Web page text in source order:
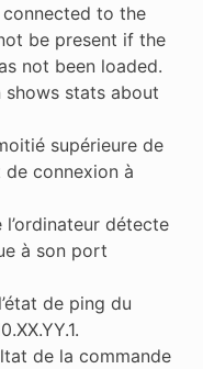
to the
be present if the
not been loaded.
stats about
supérieure de
de connexion à
détecte
à son port
de ping du
de la commande